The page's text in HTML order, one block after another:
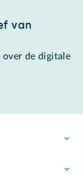
van
over de digitale